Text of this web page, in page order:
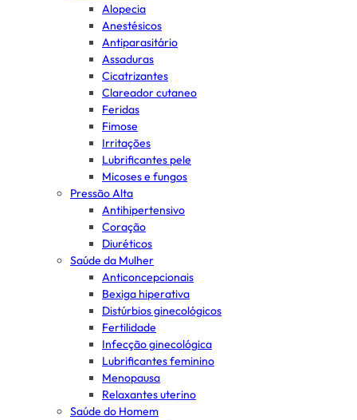
Alopecia
Anestésicos
Antiparasitário
Assaduras
Cicatrizantes
Clareador cutaneo
Feridas
Fimose
Irritações
Lubrificantes pele
Micoses e fungos
Pressão Alta
Antihipertensivo
Coração
Diuréticos
Saúde da Mulher
Anticoncepcionais
Bexiga hiperativa
Distúrbios ginecológicos
Fertilidade
Infecção ginecológica
Lubrificantes feminino
Menopausa
Relaxantes uterino
Saúde do Homem